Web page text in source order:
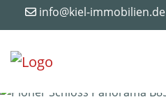
info@kiel-immobilien.de